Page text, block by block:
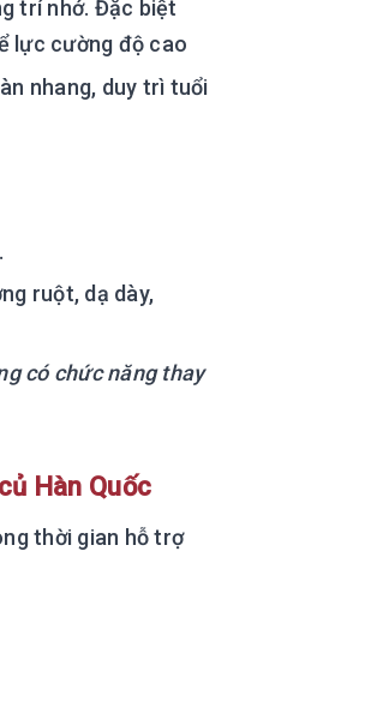
trí nhớ. Đặc biệt
lực cường độ cao
nhang, duy trì tuổi
ruột, dạ dày,
có chức năng thay
Hàn Quốc
thời gian hỗ trợ